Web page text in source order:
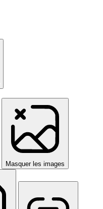
Masquer les images